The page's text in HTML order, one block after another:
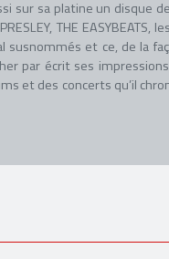
sur sa platine un disque
THE EASYBEATS,
susnommés et ce, de la
par écrit ses
et des concerts qu’il